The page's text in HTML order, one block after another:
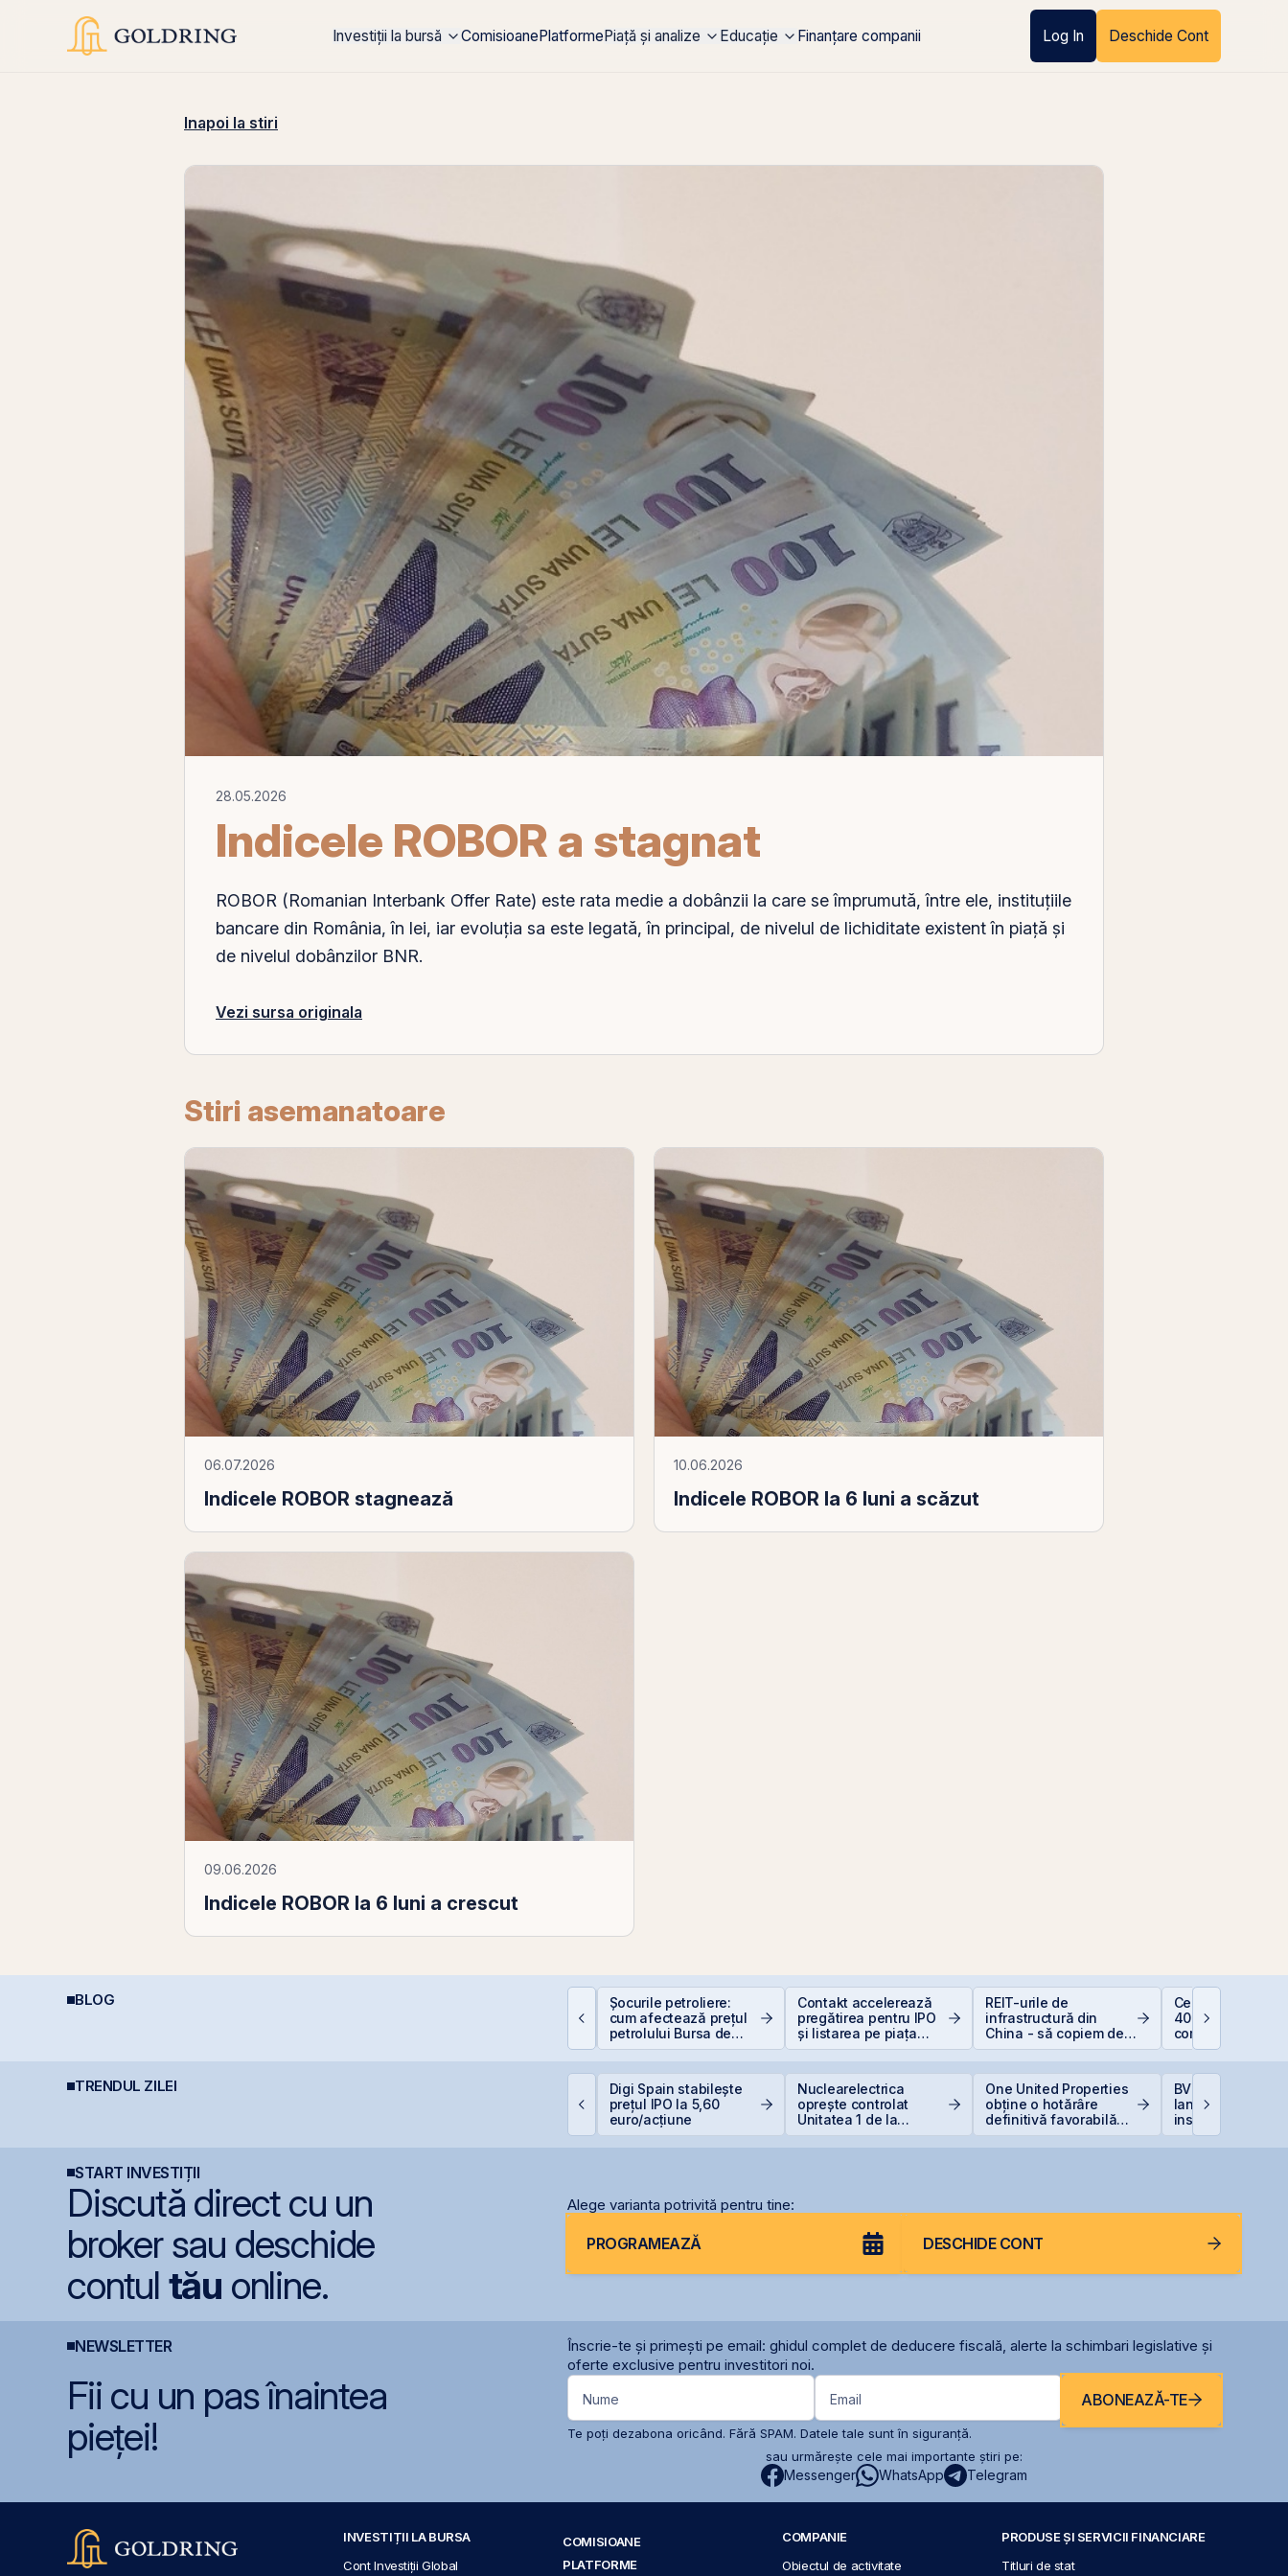
Investiții la bursă ComisioanePlatformePiață și analize Educație Finanțare companii Log In Deschide Cont
Inapoi la stiri
28.05.2026
Indicele ROBOR a stagnat
ROBOR (Romanian Interbank Offer Rate) este rata medie a dobânzii la care se împrumută, între ele, instituțiile
bancare din România, în lei, iar evoluția sa este legată, în principal, de nivelul de lichiditate existent în piață și
de nivelul dobânzilor BNR.
Vezi sursa originala
Stiri asemanatoare
06.07.2026
Indicele ROBOR stagnează
10.06.2026
Indicele ROBOR la 6 luni a scăzut
09.06.2026
Indicele ROBOR la 6 luni a crescut
BLOG
REIT-urile de
Șocurile petroliere:
cum afectează prețul
petrolului Bursa de
Valori București
Contakt accelerează
pregătirea pentru IPO
și listarea pe piața
AeRO a BVB
REIT-urile de
infrastructură din
China - să copiem de
la cel ce copiază?!
Ce este
400 EUR — Ghid
complet
TRENDUL ZILEI
BERD vinde 1% din
Digi Spain stabilește
prețul IPO la 5,60
euro/acțiune
Nuclearelectrica
oprește controlat
Unitatea 1 de la
One United Properties
obține o hotărâre
definitivă favorabilă
BVB estimează
lansarea
instrumentelor
prin Contrapartea
START INVESTIȚII
Discută direct cu un
broker sau deschide
contul tău online.
Alege varianta potrivită pentru tine:
PROGRAMEAZĂ DESCHIDE CONT
NEWSLETTER
Înscrie-te și primești pe email: ghidul complet de deducere fiscală, alerte la schimbari legislative și
oferte exclusive pentru investitori noi.
Fii cu un pas înaintea
pieței!
Nume Email ABONEAZĂ-TE
Te poți dezabona oricând. Fără SPAM. Datele tale sunt în siguranță.
sau urmărește cele mai importante știri pe:
Messenger WhatsApp Telegram
INVESTIȚII LA BURSA
Cont Investiții Global
COMISIOANE
PLATFORME
COMPANIE
Obiectul de activitate
PRODUSE ȘI SERVICII FINANCIARE
Titluri de stat